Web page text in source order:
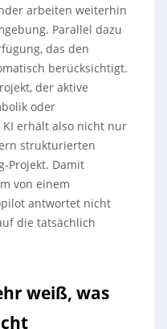
arbeiten weiterhin
Parallel dazu
das den
berücksichtigt.
der aktive
oder
erhält also nicht nur
strukturierten
Projekt. Damit
von einem
antwortet nicht
die tatsächlich
weiß, was